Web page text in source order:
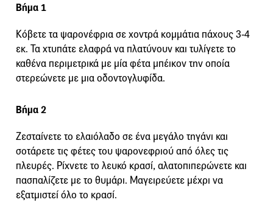
Βήμα 1
Κόβετε τα ψαρονέφρια σε χοντρά κομμάτια πάχους 3-4
εκ. Τα χτυπάτε ελαφρά να πλατύνουν και τυλίγετε το
καθένα περιμετρικά με μία φέτα μπέικον την οποία
στερεώνετε με μια οδοντογλυφίδα.
Βήμα 2
Ζεσταίνετε το ελαιόλαδο σε ένα μεγάλο τηγάνι και
σοτάρετε τις φέτες του ψαρονεφριού από όλες τις
πλευρές. Ρίχνετε το λευκό κρασί, αλατοπιπερώνετε και
πασπαλίζετε με το θυμάρι. Μαγειρεύετε μέχρι να
εξατμιστεί όλο το κρασί.